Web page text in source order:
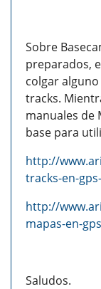
Sobre
preparados,
colgar
tracks.
manuales de
base para
http://
tracks-en-
http://
mapas-en-
Saludos.